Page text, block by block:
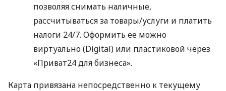
позволяя снимать наличные,
рассчитываться за товары/услуги и платить
налоги 24/7. Оформить ее можно
виртуально (Digital) или пластиковой через
«Приват24 для бизнеса».
Карта привязана непосредственно к текущему